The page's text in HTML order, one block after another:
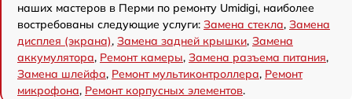
наших мастеров в Перми по ремонту Umidigi, наиболее
востребованы следующие услуги: Замена стекла, Замена
дисплея (экрана), Замена задней крышки, Замена
аккумулятора, Ремонт камеры, Замена разъема питания,
Замена шлейфа, Ремонт мультиконтроллера, Ремонт
микрофона, Ремонт корпусных элементов.